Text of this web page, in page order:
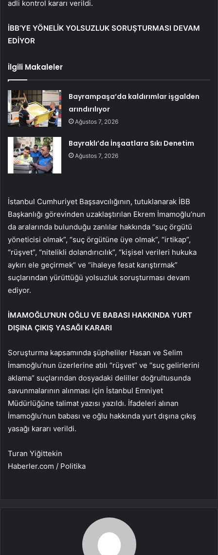
adli kontrol kararı verildi.
İBB’YE YÖNELİK YOLSUZLUK SORUŞTURMASI DEVAM
EDİYOR
İlgili Makaleler
Bayrampaşa’da kaldırımlar işgalden
arındırılıyor
Ağustos 7, 2026
Bayraklı’da İnşaatlara Sıkı Denetim
Ağustos 7, 2026
İstanbul Cumhuriyet Başsavcılığının, tutuklanarak İBB
Başkanlığı görevinden uzaklaştırılan Ekrem İmamoğlu’nun
da aralarında bulunduğu zanlılar hakkında “suç örgütü
yöneticisi olmak”, “suç örgütüne üye olmak”, “irtikap”,
“rüşvet”, “nitelikli dolandırıcılık”, “kişisel verileri hukuka
aykırı ele geçirmek” ve “ihaleye fesat karıştırmak”
suçlarından yürüttüğü yolsuzluk soruşturması devam
ediyor.
İMAMOĞLU’NUN OĞLU VE BABASI HAKKINDA YURT
DIŞINA ÇIKIŞ YASAĞI KARARI
Soruşturma kapsamında şüpheliler Hasan ve Selim
İmamoğlu’nun üzerlerine atılı “rüşvet” ve “suç gelirlerini
aklama” suçlarından dosyadaki deliller doğrultusunda
savunmalarının alınması için İstanbul Emniyet
Müdürlüğüne talimat yazısı yazıldı. İfadeleri alınan
İmamoğlu’nun babası ve oğlu hakkında yurt dışına çıkış
yasağı kararı verildi.
Turan Yiğittekin
Haberler.com / Politika